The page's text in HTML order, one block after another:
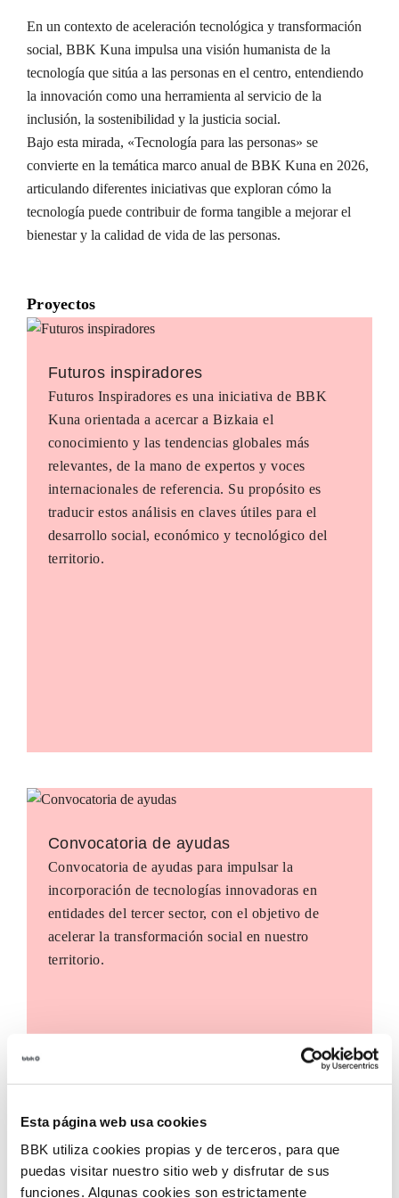
Esta página web usa cookies
BBK utiliza cookies propias y de terceros, para que
puedas visitar nuestro sitio web y disfrutar de sus
funciones. Algunas cookies son estrictamente
En un contexto de aceleración tecnológica y transformación
social, BBK Kuna impulsa una visión humanista de la
tecnología que sitúa a las personas en el centro, entendiendo
la innovación como una herramienta al servicio de la
inclusión, la sostenibilidad y la justicia social.
Bajo esta mirada, «Tecnología para las personas» se
convierte en la temática marco anual de BBK Kuna en 2026,
articulando diferentes iniciativas que exploran cómo la
tecnología puede contribuir de forma tangible a mejorar el
bienestar y la calidad de vida de las personas.
Proyectos
Futuros inspiradores
Futuros Inspiradores es una iniciativa de BBK
Kuna orientada a acercar a Bizkaia el
conocimiento y las tendencias globales más
relevantes, de la mano de expertos y voces
internacionales de referencia. Su propósito es
traducir estos análisis en claves útiles para el
desarrollo social, económico y tecnológico del
territorio.
Convocatoria de ayudas
Convocatoria de ayudas para impulsar la
incorporación de tecnologías innovadoras en
entidades del tercer sector, con el objetivo de
acelerar la transformación social en nuestro
territorio.